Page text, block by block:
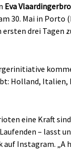
Eva
30. Mai in Porto
drei Tagen
Holland,
eine Kraft
– lasst
Instagram. „A